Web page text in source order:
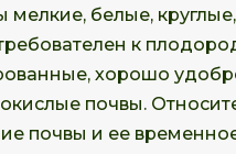
белые,
к
хорошо
почвы.
почвы и ее